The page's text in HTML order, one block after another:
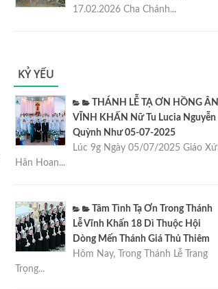
17.02.2026 Cha Chánh...
KỶ YẾU
THÁNH LỄ TẠ ƠN HỒNG ÂN
VĨNH KHẤN Nữ Tu Lucia Nguyễn
Quỳnh Như 05-07-2025
Lúc 9g Ngày 05/07/2025 Giáo Xứ
Hân Hoan...
Tâm Tình Tạ Ơn Trong Thánh
Lễ Vĩnh Khấn 18 Dì Thuộc Hội
Dòng Mến Thánh Giá Thủ Thiêm
Hôm Nay, Trong Thánh Lễ Trang
Trọng...